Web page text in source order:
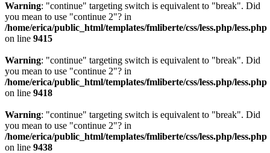
Warning: "continue" targeting switch is equivalent to "break". Did
you mean to use "continue 2"? in
/home/erica/public_html/templates/fmliberte/css/less.php/less.php
on line 9415
Warning: "continue" targeting switch is equivalent to "break". Did
you mean to use "continue 2"? in
/home/erica/public_html/templates/fmliberte/css/less.php/less.php
on line 9418
Warning: "continue" targeting switch is equivalent to "break". Did
you mean to use "continue 2"? in
/home/erica/public_html/templates/fmliberte/css/less.php/less.php
on line 9438